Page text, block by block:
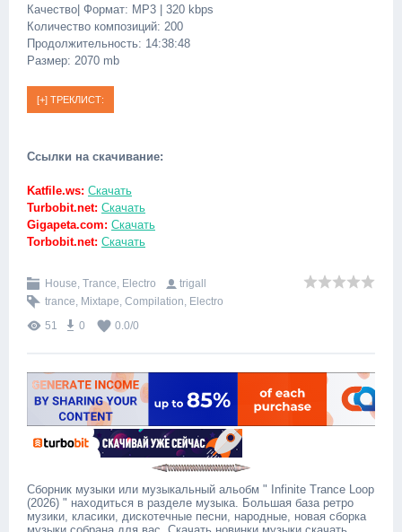
Качество| Формат: MP3 | 320 kbps
Количество композиций: 200
Продолжительность: 14:38:48
Размер: 2070 mb
Ссылки на скачивание:
Katfile.ws: Скачать
Turbobit.net: Скачать
Gigapeta.com: Скачать
Torbobit.net: Скачать
House, Trance, Electro
trigall
trance, Mixtape, Compilation, Electro
51
0 0.0/0
Сборник музыки или музыкальный альобм " Infinite Trance Loop
(2026) " находиться в разделе музыка. Большая база ретро
музики, класики, дискотечные песни, народные, новая сборка